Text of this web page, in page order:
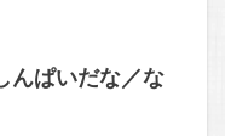
んぱいだな／な